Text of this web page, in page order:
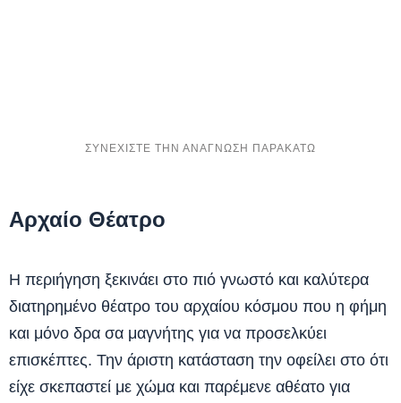
Αρχαίο Θέατρο
Η περιήγηση ξεκινάει στο πιό γνωστό και καλύτερα
διατηρημένο θέατρο του αρχαίου κόσμου που η φήμη
και μόνο δρα σα μαγνήτης για να προσελκύει
επισκέπτες. Την άριστη κατάσταση την οφείλει στο ότι
είχε σκεπαστεί με χώμα και παρέμενε αθέατο για